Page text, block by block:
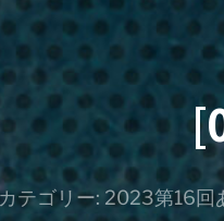
テゴリー: 2023第16回